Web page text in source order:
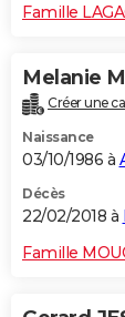
Famille
Melanie
Créer une
Naissance
03/10/1986 à
Décès
22/02/2018 à
Famille